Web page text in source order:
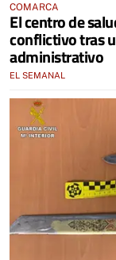
COMARCA
El centro de
conflictivo tras
administrativo
EL SEMANAL